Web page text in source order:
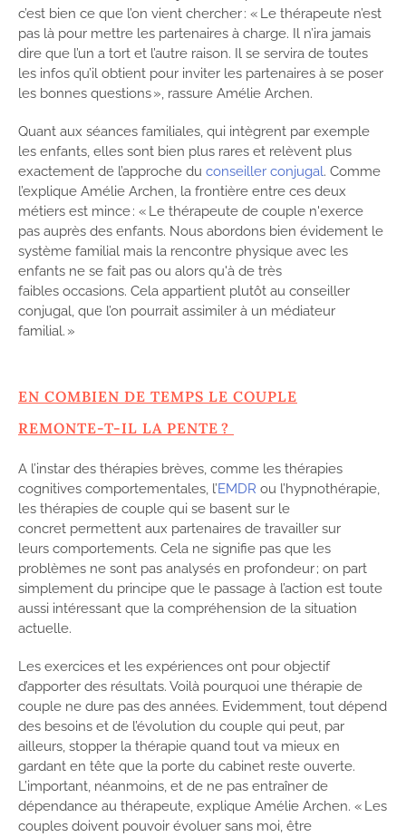
c’est bien ce que l’on vient chercher : « Le thérapeute n’est
pas là pour mettre les partenaires à charge. Il n’ira jamais
dire que l’un a tort et l’autre raison. Il se servira de toutes
les infos qu’il obtient pour inviter les partenaires à se poser
les bonnes questions », rassure Amélie Archen.
Quant aux séances familiales, qui intègrent par exemple
les enfants, elles sont bien plus rares et relèvent plus
exactement de l’approche du conseiller conjugal. Comme
l’explique Amélie Archen, la frontière entre ces deux
métiers est mince : « Le thérapeute de couple n'exerce
pas auprès des enfants. Nous abordons bien évidement le
système familial mais la rencontre physique avec les
enfants ne se fait pas ou alors qu'à de très
faibles occasions. Cela appartient plutôt au conseiller
conjugal, que l’on pourrait assimiler à un médiateur
familial. »
EN COMBIEN DE TEMPS LE COUPLE
REMONTE-T-IL LA PENTE ?
A l’instar des thérapies brèves, comme les thérapies
cognitives comportementales, l’EMDR ou l’hypnothérapie,
les thérapies de couple qui se basent sur le
concret permettent aux partenaires de travailler sur
leurs comportements. Cela ne signifie pas que les
problèmes ne sont pas analysés en profondeur ; on part
simplement du principe que le passage à l’action est toute
aussi intéressant que la compréhension de la situation
actuelle.
Les exercices et les expériences ont pour objectif
d’apporter des résultats. Voilà pourquoi une thérapie de
couple ne dure pas des années. Evidemment, tout dépend
des besoins et de l’évolution du couple qui peut, par
ailleurs, stopper la thérapie quand tout va mieux en
gardant en tête que la porte du cabinet reste ouverte.
L’important, néanmoins, et de ne pas entraîner de
dépendance au thérapeute, explique Amélie Archen. « Les
couples doivent pouvoir évoluer sans moi, être